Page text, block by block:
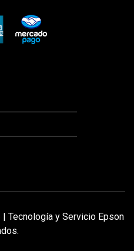
Tecnología y Servicio Epson